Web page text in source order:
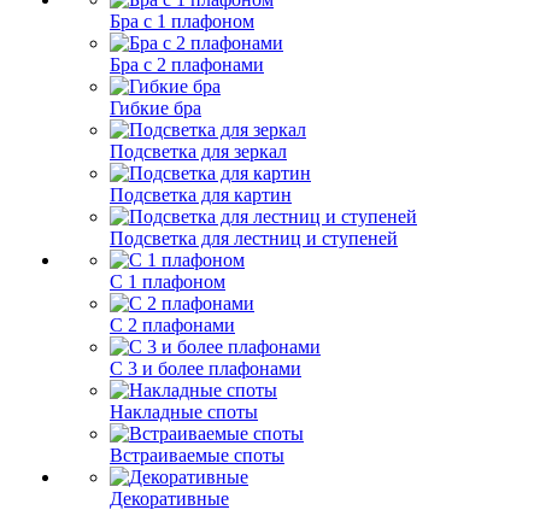
Бра с 1 плафоном
Бра с 2 плафонами
Гибкие бра
Подсветка для зеркал
Подсветка для картин
Подсветка для лестниц и ступеней
С 1 плафоном
С 2 плафонами
С 3 и более плафонами
Накладные споты
Встраиваемые споты
Декоративные